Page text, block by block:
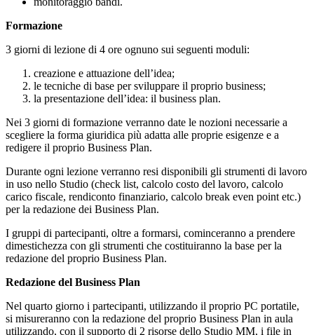
Formazione
3 giorni di lezione di 4 ore ognuno sui seguenti moduli:
creazione e attuazione dell’idea;
le tecniche di base per sviluppare il proprio business;
la presentazione dell’idea: il business plan.
Nei 3 giorni di formazione verranno date le nozioni necessarie a
scegliere la forma giuridica più adatta alle proprie esigenze e a
redigere il proprio Business Plan.
Durante ogni lezione verranno resi disponibili gli strumenti di lavoro
in uso nello Studio (check list, calcolo costo del lavoro, calcolo
carico fiscale, rendiconto finanziario, calcolo break even point etc.)
per la redazione dei Business Plan.
I gruppi di partecipanti, oltre a formarsi, cominceranno a prendere
dimestichezza con gli strumenti che costituiranno la base per la
redazione del proprio Business Plan.
Redazione del Business Plan
Nel quarto giorno i partecipanti, utilizzando il proprio PC portatile,
si misureranno con la redazione del proprio Business Plan in aula
utilizzando, con il supporto di 2 risorse dello Studio MM, i file in